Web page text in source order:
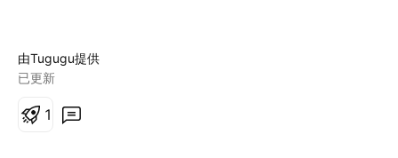
由Tugugu提供
已更新
1